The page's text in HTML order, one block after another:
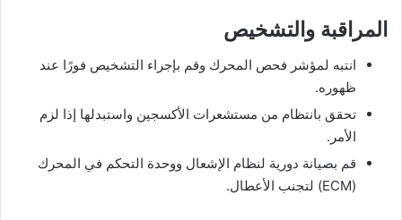
المراقبة والتشخيص
انتبه لمؤشر فحص المحرك وقم بإجراء التشخيص فورًا عند
ظهوره.
تحقق بانتظام من مستشعرات الأكسجين واستبدلها إذا لزم
الأمر.
قم بصيانة دورية لنظام الإشعال ووحدة التحكم في المحرك
(ECM) لتجنب الأعطال.